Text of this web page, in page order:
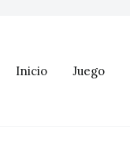
Inicio Juego